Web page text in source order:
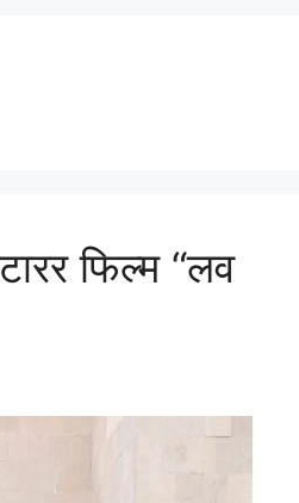
फिल्म “लव